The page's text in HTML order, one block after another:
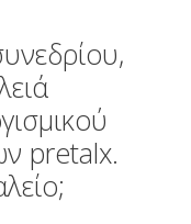
pretalx.